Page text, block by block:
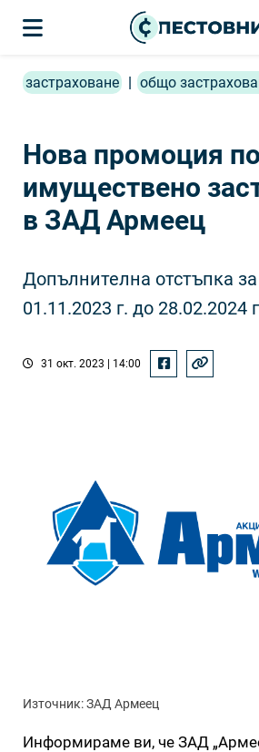
застраховане | общо
Нова промоция по
имуществено
в ЗАД Армеец
Допълнителна отстъпка
01.11.2023 г. до 28.02.2024 г
31 окт. 2023 | 14:00
Източник: ЗАД Армеец
Информираме ви, че ЗАД